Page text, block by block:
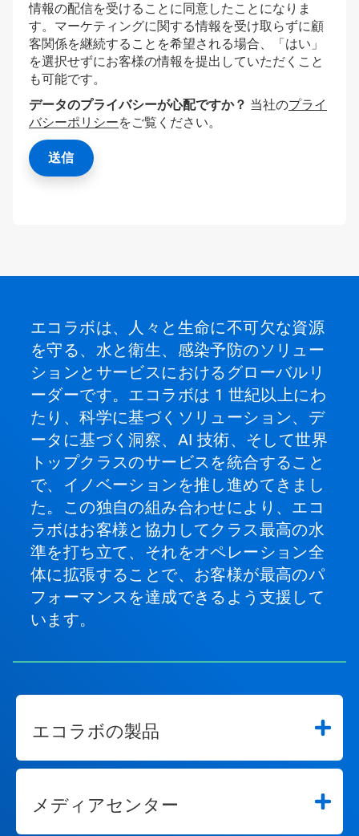
情報の配信を受けることに同意したことになりま
す。マーケティングに関する情報を受け取らずに顧
客関係を継続することを希望される場合、「はい」
を選択せずにお客様の情報を提出していただくこと
も可能です。
データのプライバシーが心配ですか？ 当社のプライ
バシーポリシーをご覧ください。
エコラボは、人々と生命に不可欠な資源
を守る、水と衛生、感染予防のソリュー
ションとサービスにおけるグローバルリ
ーダーです。エコラボは 1 世紀以上にわ
たり、科学に基づくソリューション、デ
ータに基づく洞察、AI 技術、そして世界
トップクラスのサービスを統合すること
で、イノベーションを推し進めてきまし
た。この独自の組み合わせにより、エコ
ラボはお客様と協力してクラス最高の水
準を打ち立て、それをオペレーション全
体に拡張することで、お客様が最高のパ
フォーマンスを達成できるよう支援して
います。
エコラボの製品
メディアセンター